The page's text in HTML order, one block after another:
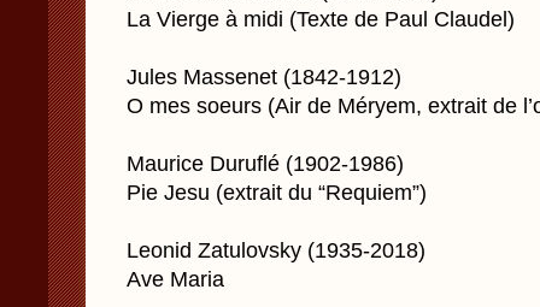
La Vierge à midi (Texte de Paul Claudel)
Jules Massenet (1842-1912)
O mes soeurs (Air de Méryem, extrait de
Maurice Duruflé (1902-1986)
Pie Jesu (extrait du “Requiem”)
Leonid Zatulovsky (1935-2018)
Ave Maria